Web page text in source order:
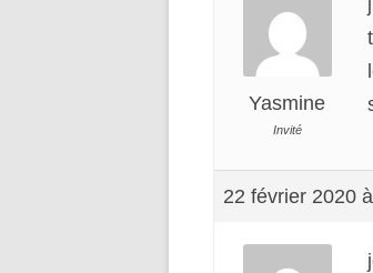
Yasmine
Invité
22 février 2020